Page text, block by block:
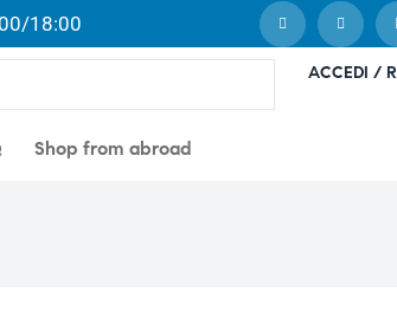
18:00
ACCEDI /
Shop from abroad